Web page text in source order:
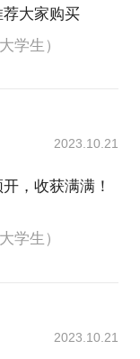
大家购买
学生）
2023.10.21
，收获满满！
学生）
2023.10.21